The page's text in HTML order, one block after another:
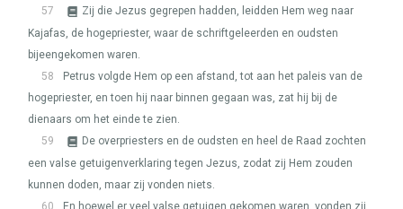
57
Zij die Jezus gegrepen hadden, leidden Hem weg naar
Kajafas, de hogepriester, waar de schriftgeleerden en oudsten
bijeengekomen waren.
58
Petrus volgde Hem op een afstand, tot aan het paleis van de
hogepriester, en toen hij naar binnen gegaan was, zat hij bij de
dienaars om het einde te zien.
59
De overpriesters en de oudsten en heel de Raad zochten
een valse getuigenverklaring tegen Jezus, zodat zij Hem zouden
kunnen doden, maar zij vonden niets.
60
En hoewel er veel valse getuigen gekomen waren, vonden zij